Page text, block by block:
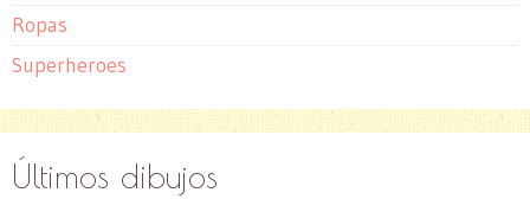
Ropas
Superheroes
Últimos dibujos